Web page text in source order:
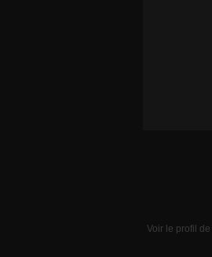
Voir le profil de